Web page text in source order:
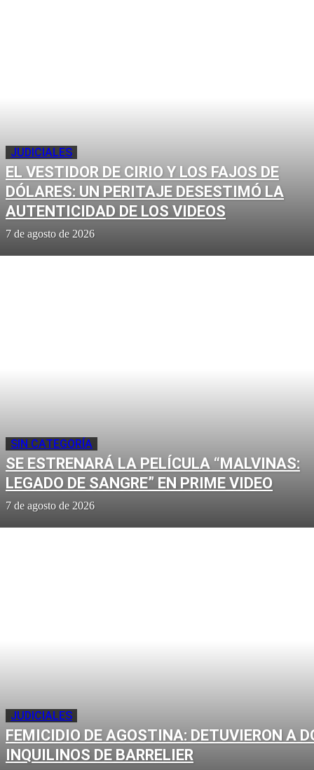
JUDICIALES
EL VESTIDOR DE CIRIO Y LOS FAJOS DE
DÓLARES: UN PERITAJE DESESTIMÓ LA
AUTENTICIDAD DE LOS VIDEOS
7 de agosto de 2026
SIN CATEGORÍA
SE ESTRENARÁ LA PELÍCULA “MALVINAS:
LEGADO DE SANGRE” EN PRIME VIDEO
7 de agosto de 2026
JUDICIALES
FEMICIDIO DE AGOSTINA: DETUVIERON A
INQUILINOS DE BARRELIER